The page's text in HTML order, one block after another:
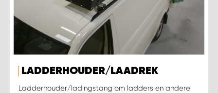
LADDERHOUDER/LAADREK
Ladderhouder/ladingstang om ladders en andere